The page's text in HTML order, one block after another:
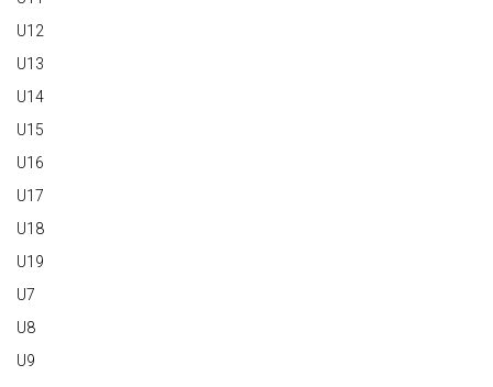
U12
U13
U14
U15
U16
U17
U18
U19
U7
U8
U9